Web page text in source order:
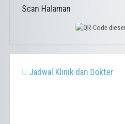
Scan Halaman
Jadwal Klinik dan Dokter